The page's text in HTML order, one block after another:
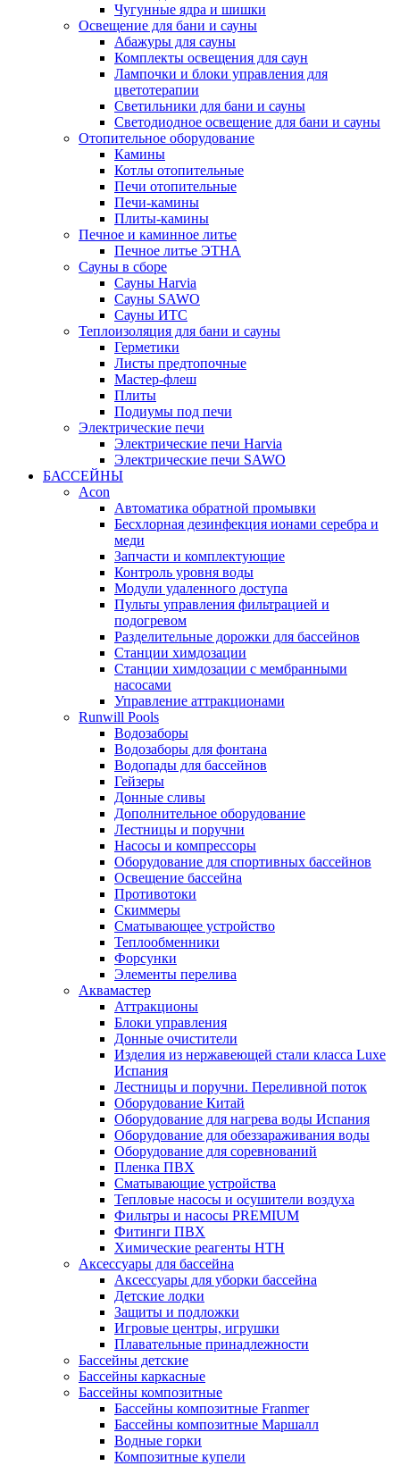
Чугунные ядра и шишки
Освещение для бани и сауны
Абажуры для сауны
Комплекты освещения для саун
Лампочки и блоки управления для
цветотерапии
Светильники для бани и сауны
Светодиодное освещение для бани и сауны
Отопительное оборудование
Камины
Котлы отопительные
Печи отопительные
Печи-камины
Плиты-камины
Печное и каминное литье
Печное литье ЭТНА
Сауны в сборе
Cауны Harvia
Сауны SAWO
Сауны ИТС
Теплоизоляция для бани и сауны
Герметики
Листы предтопочные
Мастер-флеш
Плиты
Подиумы под печи
Электрические печи
Электрические печи Harvia
Электрические печи SAWO
БАССЕЙНЫ
Acon
Автоматика обратной промывки
Беcхлорная дезинфекция ионами серебра и
меди
Запчасти и комплектующие
Контроль уровня воды
Модули удаленного доступа
Пульты управления фильтрацией и
подогревом
Разделительные дорожки для бассейнов
Станции химдозации
Станции химдозации с мембранными
насосами
Управление аттракционами
Runwill Pools
Водозаборы
Водозаборы для фонтана
Водопады для бассейнов
Гейзеры
Донные сливы
Дополнительное оборудование
Лестницы и поручни
Насосы и компрессоры
Оборудование для спортивных бассейнов
Освещение бассейна
Противотоки
Скиммеры
Сматывающее устройство
Теплообменники
Форсунки
Элементы перелива
Аквамастер
Аттракционы
Блоки управления
Донные очистители
Изделия из нержавеющей стали класса Luxe
Испания
Лестницы и поручни. Переливной поток
Оборудование Китай
Оборудование для нагрева воды Испания
Оборудование для обеззараживания воды
Оборудование для соревнований
Пленка ПВХ
Сматывающие устройства
Тепловые насосы и осушители воздуха
Фильтры и насосы PREMIUM
Фитинги ПВХ
Химические реагенты HTH
Аксессуары для бассейна
Аксессуары для уборки бассейна
Детские лодки
Защиты и подложки
Игровые центры, игрушки
Плавательные принадлежности
Бассейны детские
Бассейны каркасные
Бассейны композитные
Бассейны композитные Franmer
Бассейны композитные Маршалл
Водные горки
Композитные купели